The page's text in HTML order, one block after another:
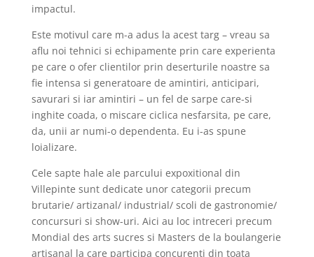
impactul.
Este motivul care m-a adus la acest targ – vreau sa
aflu noi tehnici si echipamente prin care experienta
pe care o ofer clientilor prin deserturile noastre sa
fie intensa si generatoare de amintiri, anticipari,
savurari si iar amintiri – un fel de sarpe care-si
inghite coada, o miscare ciclica nesfarsita, pe care,
da, unii ar numi-o dependenta. Eu i-as spune
loializare.
Cele sapte hale ale parcului expoxitional din
Villepinte sunt dedicate unor categorii precum
brutarie/ artizanal/ industrial/ scoli de gastronomie/
concursuri si show-uri. Aici au loc intreceri precum
Mondial des arts sucres si Masters de la boulangerie
artisanal la care participa concurenti din toata